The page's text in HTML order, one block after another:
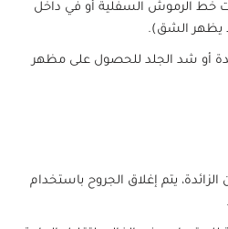
الرموش السفلية أو في داخل
يظهر الشق).
أو شد الجلد للحصول على مظهر
الزائدة، يتم إغلاق الجروح باستخدام